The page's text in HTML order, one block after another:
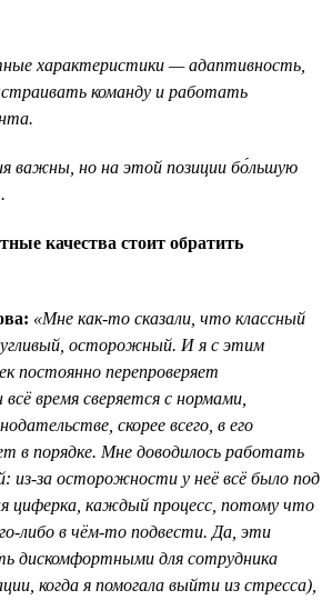
характеристики — адаптивность,
команду и работать
важны, но на этой позиции бо́льшую
качества стоит обратить
«Мне как-то сказали, что классный
осторожный. И я с этим
постоянно перепроверяет
время сверяется с нормами,
скорее всего, в его
в порядке. Мне доводилось работать
из-за осторожности у неё всё было под
циферка, каждый процесс, потому что
либо в чём-то подвести. Да, эти
дискомфортными для сотрудника
когда я помогала выйти из стресса),